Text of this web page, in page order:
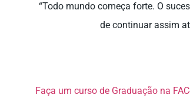
“Todo mundo começa forte. O
de continuar assim
Faça um curso de Graduação na